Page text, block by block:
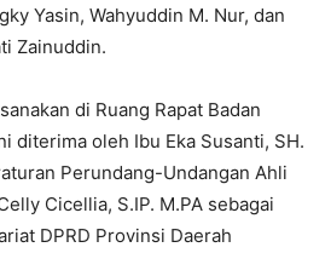
Yasin, Wahyuddin M. Nur, dan
Zainuddin.
di Ruang Rapat Badan
diterima oleh Ibu Eka Susanti, SH.
Perundang-Undangan Ahli
Cicellia, S.IP. M.PA sebagai
DPRD Provinsi Daerah